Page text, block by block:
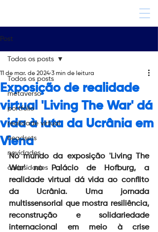
Post
Todos os posts
metaverso
portfólio
realidade virtual
headsets
novidades
curiosidades
Todos os posts
Exposição de realidade
virtual 'Living The War' dá
vida à luta da Ucrânia em
Viena
11 de mar. de 2024 3 min de leitura
No mundo da exposição 'Living The
War' no Palácio de Hofburg, a
realidade virtual dá vida ao conflito
da Ucrânia. Uma jornada
multissensorial que mostra resiliência,
reconstrução e solidariedade
internacional em meio à crise